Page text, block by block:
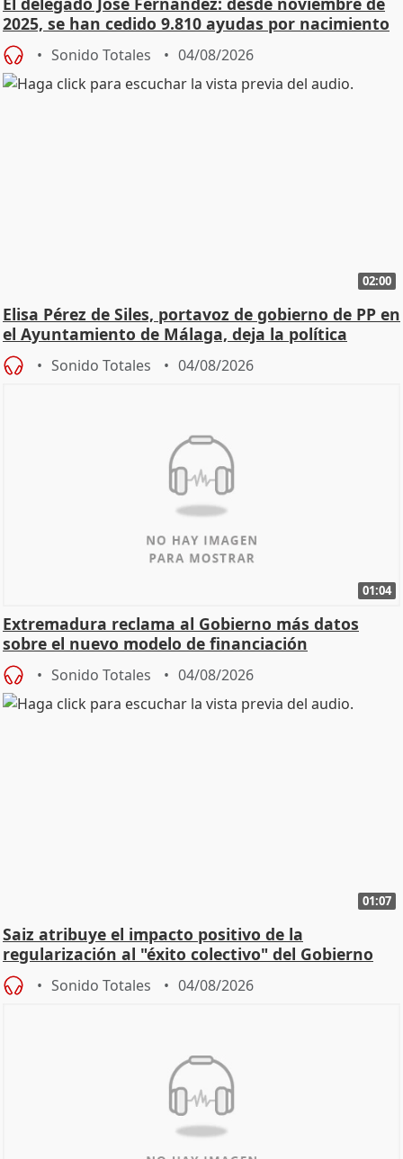
2025, se han cedido 9.810 ayudas por nacimiento
Sonido Totales 04/08/2026
02:00
Elisa Pérez de Siles, portavoz de gobierno de PP en
el Ayuntamiento de Málaga, deja la política
Sonido Totales 04/08/2026
01:04
Extremadura reclama al Gobierno más datos
sobre el nuevo modelo de financiación
Sonido Totales 04/08/2026
01:07
Saiz atribuye el impacto positivo de la
regularización al "éxito colectivo" del Gobierno
Sonido Totales 04/08/2026